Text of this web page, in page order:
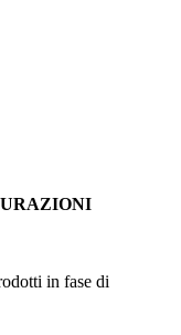
in fase di